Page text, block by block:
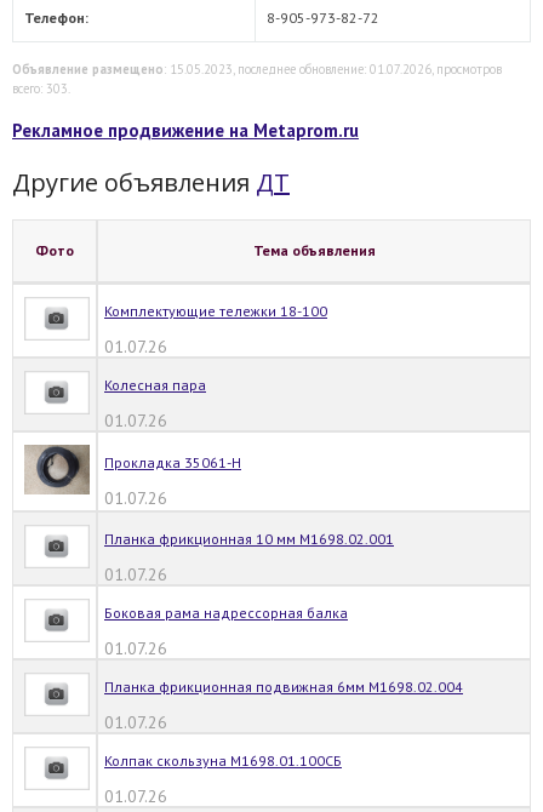
Телефон: 8-905-973-82-72
Объявление размещено: 15.05.2023, последнее обновление: 01.07.2026, просмотров
всего: 303.
Рекламное продвижение на Metaprom.ru
Другие объявления ДТ
Фото Тема объявления
Комплектующие тележки 18-100
01.07.26
Колесная пара
01.07.26
Прокладка 35061-Н
01.07.26
Планка фрикционная 10 мм М1698.02.001
01.07.26
Боковая рама надрессорная балка
01.07.26
Планка фрикционная подвижная 6мм М1698.02.004
01.07.26
Колпак скользуна М1698.01.100СБ
01.07.26